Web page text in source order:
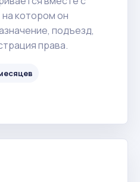
котором он
подъезд,
права.